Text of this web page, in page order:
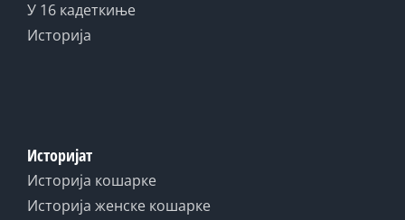
У 16 кадеткиње
Историја
Историјат
Историја кошарке
Историја женске кошарке